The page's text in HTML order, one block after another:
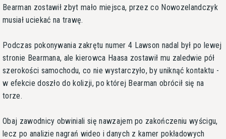
Bearman zostawił zbyt mało miejsca, przez co Nowozelandczyk
musiał uciekać na trawę.
Podczas pokonywania zakrętu numer 4 Lawson nadal był po lewej
stronie Bearmana, ale kierowca Haasa zostawił mu zaledwie pół
szerokości samochodu, co nie wystarczyło, by uniknąć kontaktu -
w efekcie doszło do kolizji, po której Bearman obrócił się na
torze.
Obaj zawodnicy obwiniali się nawzajem po zakończeniu wyścigu,
lecz po analizie nagrań wideo i danych z kamer pokładowych